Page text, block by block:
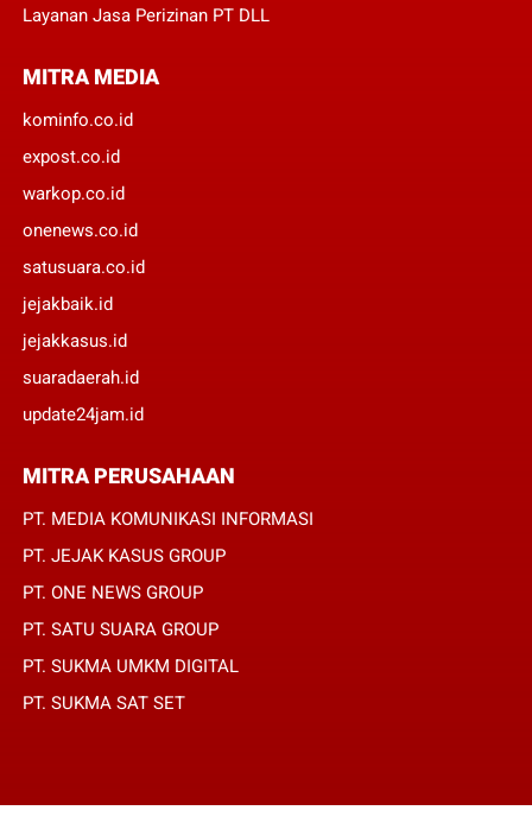
Layanan Jasa Perizinan PT DLL
MITRA MEDIA
kominfo.co.id
expost.co.id
warkop.co.id
onenews.co.id
satusuara.co.id
jejakbaik.id
jejakkasus.id
suaradaerah.id
update24jam.id
MITRA PERUSAHAAN
PT. MEDIA KOMUNIKASI INFORMASI
PT. JEJAK KASUS GROUP
PT. ONE NEWS GROUP
PT. SATU SUARA GROUP
PT. SUKMA UMKM DIGITAL
PT. SUKMA SAT SET